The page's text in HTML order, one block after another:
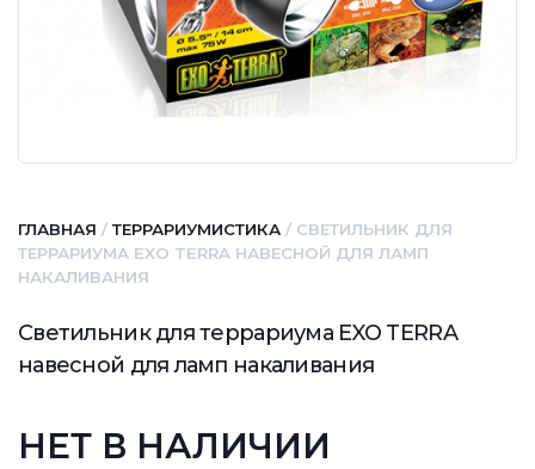
ГЛАВНАЯ / ТЕРРАРИУМИСТИКА / СВЕТИЛЬНИК ДЛЯ
ТЕРРАРИУМА EXO TERRA НАВЕСНОЙ ДЛЯ ЛАМП
НАКАЛИВАНИЯ
Светильник для террариума EXO TERRA
навесной для ламп накаливания
НЕТ В НАЛИЧИИ